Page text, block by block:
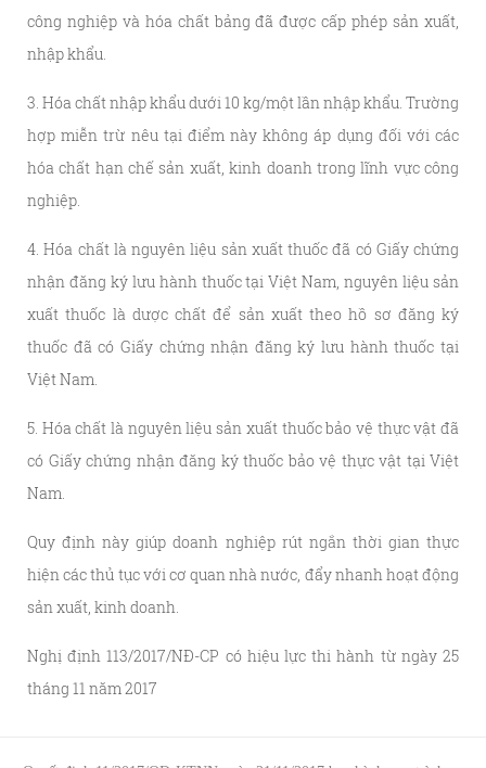
công nghiệp và hóa chất bảng đã được cấp phép sản xuất,
nhập khẩu.
3. Hóa chất nhập khẩu dưới 10 kg/một lần nhập khẩu. Trường
hợp miễn trừ nêu tại điểm này không áp dụng đối với các
hóa chất hạn chế sản xuất, kinh doanh trong lĩnh vực công
nghiệp.
4. Hóa chất là nguyên liệu sản xuất thuốc đã có Giấy chứng
nhận đăng ký lưu hành thuốc tại Việt Nam, nguyên liệu sản
xuất thuốc là dược chất để sản xuất theo hồ sơ đăng ký
thuốc đã có Giấy chứng nhận đăng ký lưu hành thuốc tại
Việt Nam.
5. Hóa chất là nguyên liệu sản xuất thuốc bảo vệ thực vật đã
có Giấy chứng nhận đăng ký thuốc bảo vệ thực vật tại Việt
Nam.
Quy định này giúp doanh nghiệp rút ngắn thời gian thực
hiện các thủ tục với cơ quan nhà nước, đẩy nhanh hoạt động
sản xuất, kinh doanh.
Nghị định 113/2017/NĐ-CP có hiệu lực thi hành từ ngày 25
tháng 11 năm 2017